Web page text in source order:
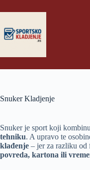
to
Snuker Kladjenje
Snuker je sport koji
tehniku. A upravo te
klađenje – jer za razliku od
povreda, kartona ili